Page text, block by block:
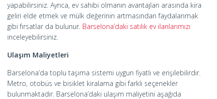
yapabilirsiniz. Ayrıca, ev sahibi olmanın avantajları arasında kira
geliri elde etmek ve mülk değerinin artmasından faydalanmak
gibi fırsatlar da bulunur. Barselona’daki satılık ev ilanlarımızı
inceleyebilirsiniz.
Ulaşım Maliyetleri
Barselona’da toplu taşıma sistemi uygun fiyatlı ve erişilebilirdir.
Metro, otobüs ve bisiklet kiralama gibi farklı seçenekler
bulunmaktadır. Barselona’daki ulaşım maliyetini aşağıda